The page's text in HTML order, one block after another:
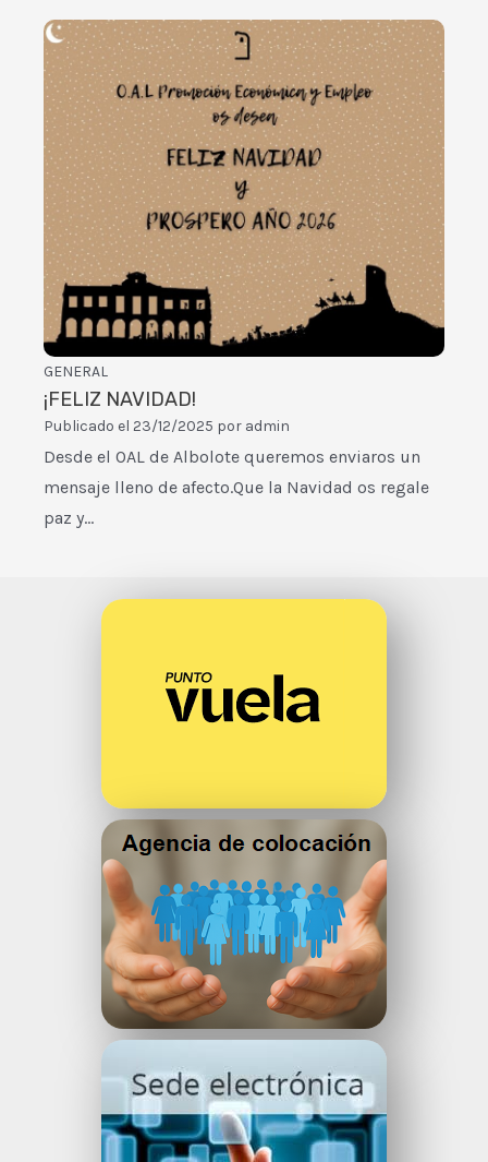
GENERAL
¡FELIZ NAVIDAD!
Publicado el 23/12/2025 por admin
Desde el OAL de Albolote queremos enviaros un
mensaje lleno de afecto.Que la Navidad os regale
paz y…